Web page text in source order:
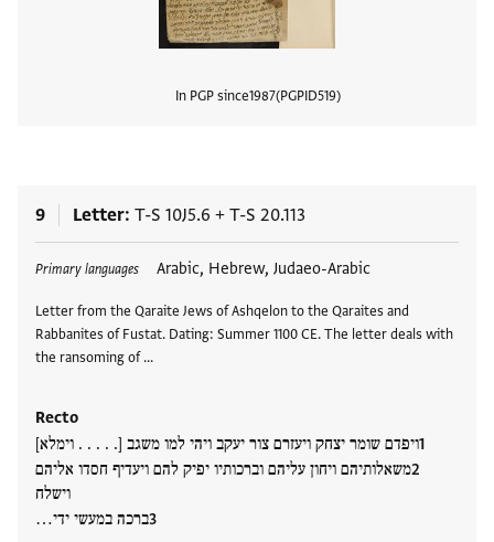
In PGP since1987 PGPID519
9 Letter T-S 10J5.6 + T-S 20.113
Primary languages Arabic, Hebrew, Judaeo-Arabic
Letter from the Qaraite Jews of Ashqelon to the Qaraites and
Rabbanites of Fustat. Dating: Summer 1100 CE. The letter deals with
the ransoming of …
Recto
ויפדם שומר יצחק ויעזרם צור יעקב ויהי למו משגב [. . . . . וימלא]
משאלותיהם ויחון עליהם וברכותיו יפיק להם ויעדיף חסדו אליהם
וישלח
ברכה במעשי ידי…
Tags